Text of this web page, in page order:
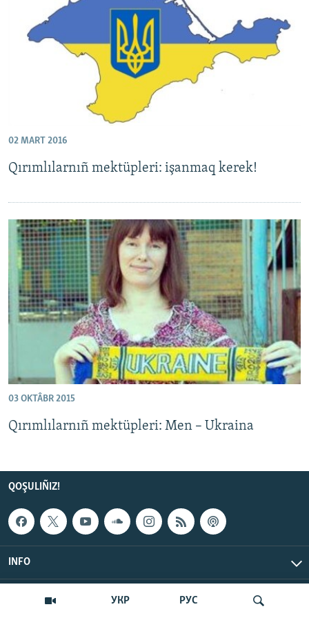
Русский
Українською
УКР РУС
02 MART 2016
Qırımlılarnıñ mektüpleri: işanmaq kerek!
03 OKTÂBR 2015
Qırımlılarnıñ mektüpleri: Men – Ukraina
QOŞULIÑIZ!
INFO
© Qırım.Aqiqat, 2026 | All Rights Reserved.